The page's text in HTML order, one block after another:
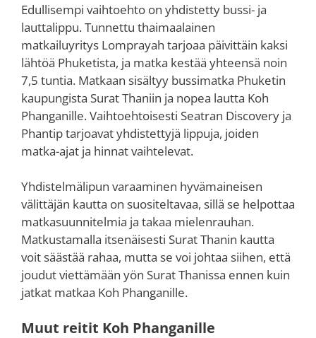
Edullisempi vaihtoehto on yhdistetty bussi- ja
lauttalippu. Tunnettu thaimaalainen
matkailuyritys Lomprayah tarjoaa päivittäin kaksi
lähtöä Phuketista, ja matka kestää yhteensä noin
7,5 tuntia. Matkaan sisältyy bussimatka Phuketin
kaupungista Surat Thaniin ja nopea lautta Koh
Phanganille. Vaihtoehtoisesti Seatran Discovery ja
Phantip tarjoavat yhdistettyjä lippuja, joiden
matka-ajat ja hinnat vaihtelevat.
Yhdistelmälipun varaaminen hyvämaineisen
välittäjän kautta on suositeltavaa, sillä se helpottaa
matkasuunnitelmia ja takaa mielenrauhan.
Matkustamalla itsenäisesti Surat Thanin kautta
voit säästää rahaa, mutta se voi johtaa siihen, että
joudut viettämään yön Surat Thanissa ennen kuin
jatkat matkaa Koh Phanganille.
Muut reitit Koh Phanganille